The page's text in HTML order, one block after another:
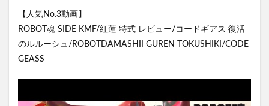
【人気No.3動画】
ROBOT魂 SIDE KMF/紅蓮 特式 レビュー/コードギアス 復活
のルルーシュ/ROBOTDAMASHII GUREN TOKUSHIKI/CODE
GEASS